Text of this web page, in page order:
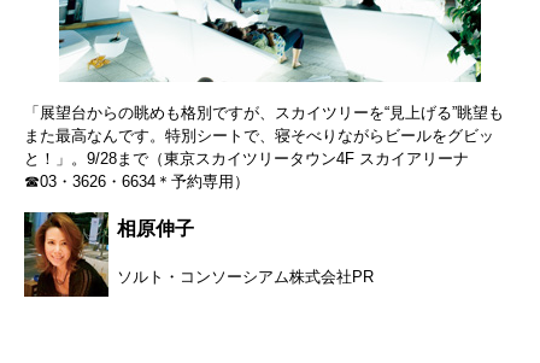
「展望台からの眺めも格別ですが、スカイツリーを“見上げる”眺望も
また最高なんです。特別シートで、寝そべりながらビールをグビッ
と！」。9/28まで（東京スカイツリータウン4F スカイアリーナ
☎03・3626・6634＊予約専用）
相原伸子
ソルト・コンソーシアム株式会社PR